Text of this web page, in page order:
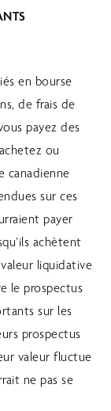
en bourse
de frais de
payez des
ou
canadienne
sur ces
payer
achètent
liquidative
le prospectus
sur les
prospectus
valeur fluctue
ne pas se